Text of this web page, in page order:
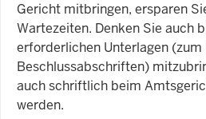
Gericht mitbringen, ersparen
Wartezeiten. Denken Sie auch
erforderlichen Unterlagen
Beschlussabschriften)
auch schriftlich beim
werden.